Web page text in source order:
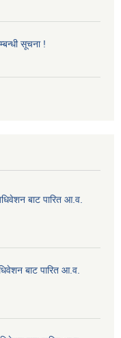
सूचना !
बाट पारित आ.व.
बाट पारित आ.व.